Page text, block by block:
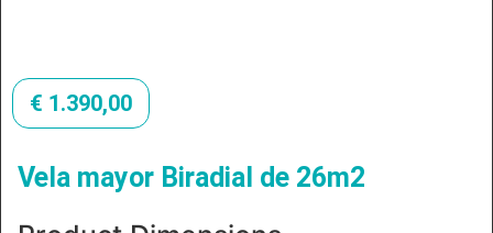
€ 1.390,00
Vela mayor Biradial de 26m2